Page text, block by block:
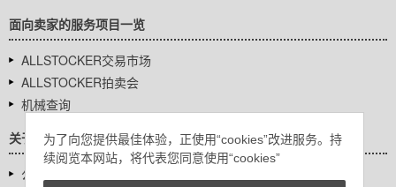
为了向您提供最佳体验，正使用“cookies”改进服务。持
续阅览本网站，将代表您同意使用“cookies”
面向卖家的服务项目一览
ALLSTOCKER交易市场
ALLSTOCKER拍卖会
机械查询
关于我们
公司基本信息